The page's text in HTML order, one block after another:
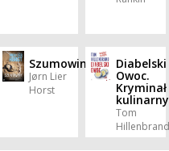
Szumowiny
Jørn Lier
Horst
Diabelski
Owoc.
Kryminał
kulinarny
Tom
Hillenbrand